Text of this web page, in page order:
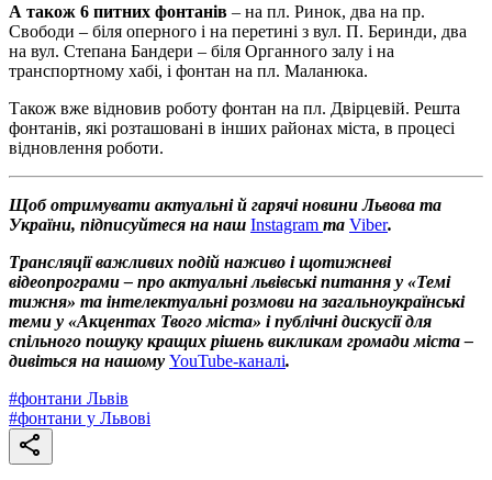
А також 6 питних фонтанів – на пл. Ринок, два на пр.
Свободи – біля оперного і на перетині з вул. П. Беринди, два
на вул. Степана Бандери – біля Органного залу і на
транспортному хабі, і фонтан на пл. Маланюка.
Також вже відновив роботу фонтан на пл. Двірцевій. Решта
фонтанів, які розташовані в інших районах міста, в процесі
відновлення роботи.
Щоб отримувати актуальні й гарячі новини Львова та
України, підписуйтеся на наш Instagram та Viber.
Трансляції важливих подій наживо і щотижневі
відеопрограми – про актуальні львівські питання у «Темі
тижня» та інтелектуальні розмови на загальноукраїнські
теми у «Акцентах Твого міста» і публічні дискусії для
спільного пошуку кращих рішень викликам громади міста –
дивіться на нашому YouTube-каналі.
#фонтани Львів
#фонтани у Львові